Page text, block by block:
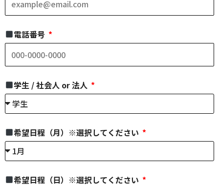
電話番号
学生 / 社会人 or 法人
希望日程（月）※選択してください
希望日程（日）※選択してください